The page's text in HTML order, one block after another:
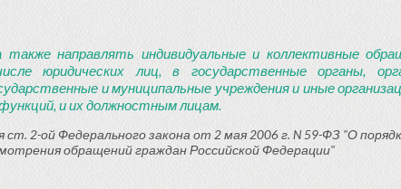
направлять индивидуальные и коллективные
юридических лиц, в государственные органы,
и муниципальные учреждения и иные
и их должностным лицам.
ст. 2-ой Федерального закона от 2 мая 2006 г. N 59-ФЗ "О
обращений граждан Российской Федерации"